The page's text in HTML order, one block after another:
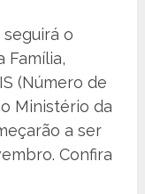
o
Família,
(Número de
Ministério da
a ser
Confira